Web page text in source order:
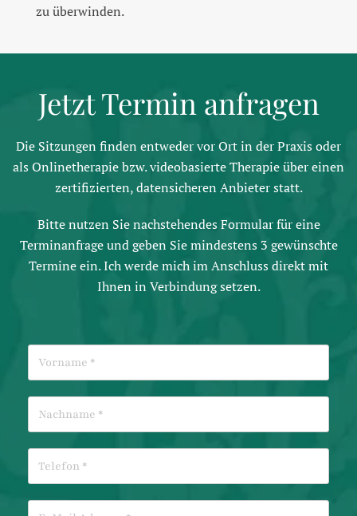
zu überwinden.
Jetzt Termin anfragen
Die Sitzungen finden entweder vor Ort in der Praxis oder
als Onlinetherapie bzw. videobasierte Therapie über einen
zertifizierten, datensicheren Anbieter statt.
Bitte nutzen Sie nachstehendes Formular für eine
Terminanfrage und geben Sie mindestens 3 gewünschte
Termine ein. Ich werde mich im Anschluss direkt mit
Ihnen in Verbindung setzen.